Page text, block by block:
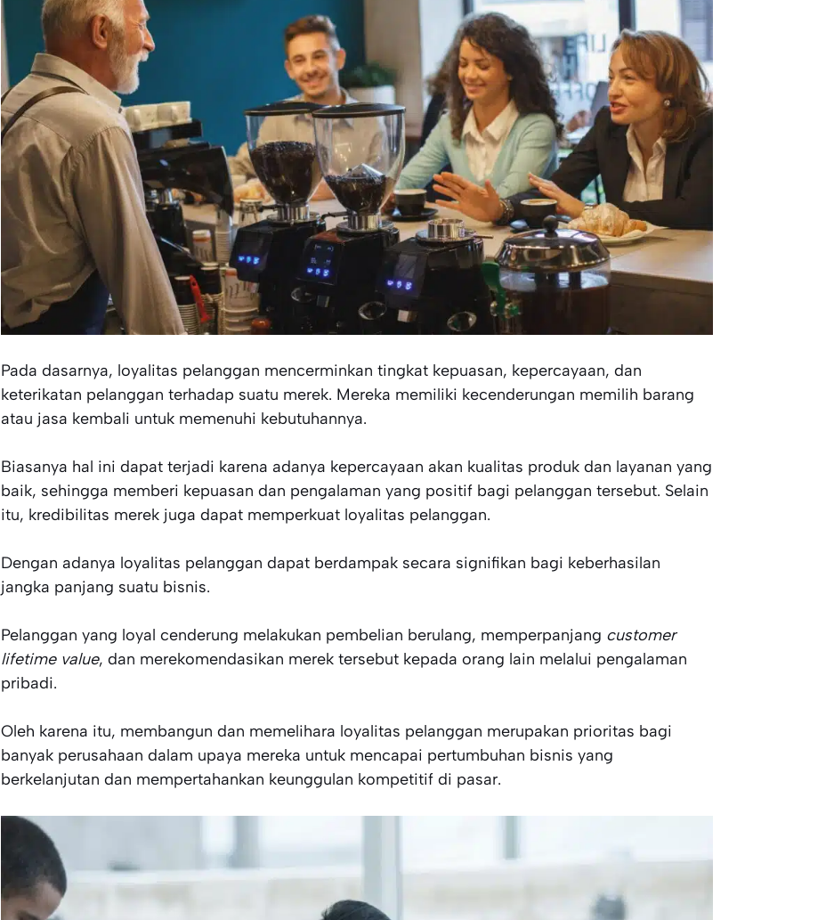
Pada dasarnya, loyalitas pelanggan mencerminkan tingkat kepuasan, kepercayaan, dan
keterikatan pelanggan terhadap suatu merek. Mereka memiliki kecenderungan memilih barang
atau jasa kembali untuk memenuhi kebutuhannya.
Biasanya hal ini dapat terjadi karena adanya kepercayaan akan kualitas produk dan layanan yang
baik, sehingga memberi kepuasan dan pengalaman yang positif bagi pelanggan tersebut. Selain
itu, kredibilitas merek juga dapat memperkuat loyalitas pelanggan.
Dengan adanya loyalitas pelanggan dapat berdampak secara signifikan bagi keberhasilan
jangka panjang suatu bisnis.
Pelanggan yang loyal cenderung melakukan pembelian berulang, memperpanjang customer
lifetime value, dan merekomendasikan merek tersebut kepada orang lain melalui pengalaman
pribadi.
Oleh karena itu, membangun dan memelihara loyalitas pelanggan merupakan prioritas bagi
banyak perusahaan dalam upaya mereka untuk mencapai pertumbuhan bisnis yang
berkelanjutan dan mempertahankan keunggulan kompetitif di pasar.